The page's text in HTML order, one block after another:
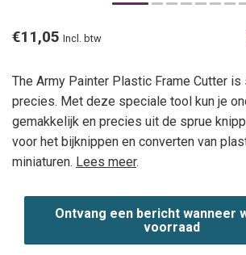
€11,05 Incl. btw
The Army Painter Plastic Frame Cutter is
precies. Met deze speciale tool kun je
gemakkelijk en precies uit de sprue
voor het bijknippen en converten van
miniaturen. Lees meer.
Ontvang een bericht wanneer
voorraad